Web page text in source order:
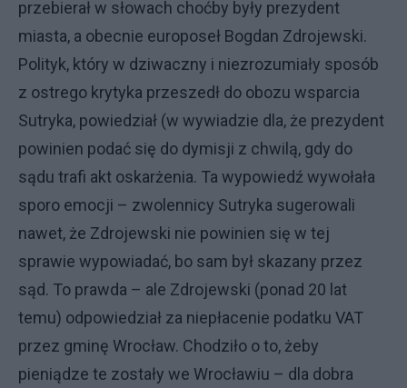
przebierał w słowach choćby były prezydent
miasta, a obecnie europoseł Bogdan Zdrojewski.
Polityk, który w dziwaczny i niezrozumiały sposób
z ostrego krytyka przeszedł do obozu wsparcia
Sutryka, powiedział (w wywiadzie dla, że prezydent
powinien podać się do dymisji z chwilą, gdy do
sądu trafi akt oskarżenia. Ta wypowiedź wywołała
sporo emocji – zwolennicy Sutryka sugerowali
nawet, że Zdrojewski nie powinien się w tej
sprawie wypowiadać, bo sam był skazany przez
sąd. To prawda – ale Zdrojewski (ponad 20 lat
temu) odpowiedział za niepłacenie podatku VAT
przez gminę Wrocław. Chodziło o to, żeby
pieniądze te zostały we Wrocławiu – dla dobra